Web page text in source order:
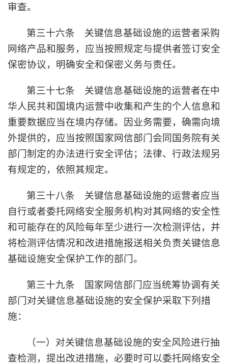
审查。
第三十六条 关键信息基础设施的运营者采购
网络产品和服务，应当按照规定与提供者签订安全
保密协议，明确安全和保密义务与责任。
第三十七条 关键信息基础设施的运营者在中
华人民共和国境内运营中收集和产生的个人信息和
重要数据应当在境内存储。因业务需要，确需向境
外提供的，应当按照国家网信部门会同国务院有关
部门制定的办法进行安全评估；法律、行政法规另
有规定的，依照其规定。
第三十八条 关键信息基础设施的运营者应当
自行或者委托网络安全服务机构对其网络的安全性
和可能存在的风险每年至少进行一次检测评估，并
将检测评估情况和改进措施报送相关负责关键信息
基础设施安全保护工作的部门。
第三十九条 国家网信部门应当统筹协调有关
部门对关键信息基础设施的安全保护采取下列措
施：
（一）对关键信息基础设施的安全风险进行抽
查检测，提出改进措施，必要时可以委托网络安全